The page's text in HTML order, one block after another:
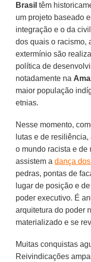
Brasil têm
um projeto baseado
integração e o da
dos quais o racismo,
extermínio são
política de
notadamente na
maior população
etnias.
Nesse momento,
lutas e de
o mundo racista e de
assistem adança
pedras, pontas de
lugar de posição e
poder executivo. É
arquitetura do poder
materializado e se
Muitas conquistas
Reivindicações